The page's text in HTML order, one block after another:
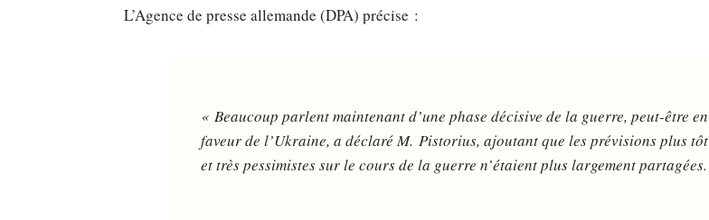
L’Agence de presse allemande (DPA) précise :
« Beaucoup parlent maintenant d’une phase décisive de la guerre, peut-être en
faveur de l’Ukraine, a déclaré M. Pistorius, ajoutant que les prévisions plus tôt
et très pessimistes sur le cours de la guerre n’étaient plus largement partagées.